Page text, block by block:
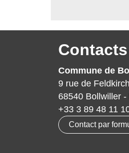
Contacts
Commune de
9 rue de Feldkirch
68540 Bollwiller
+33 3 89 48 11
Contact par